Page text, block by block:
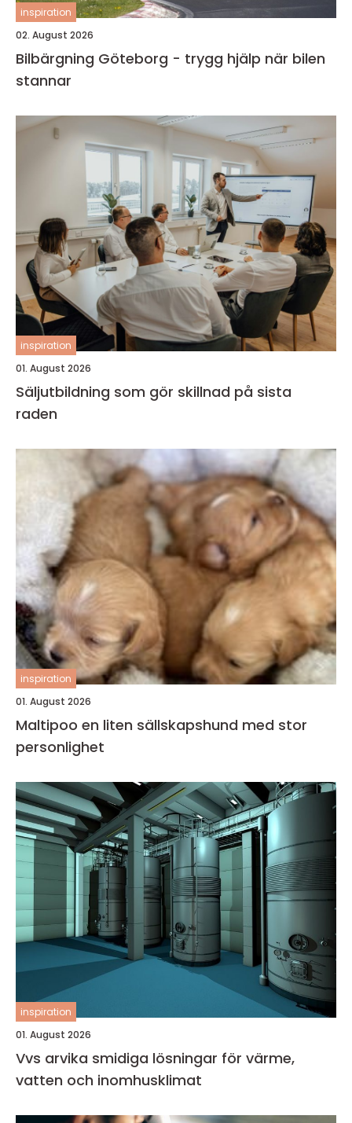
inspiration
02. August 2026
Bilbärgning Göteborg - trygg hjälp när bilen
stannar
inspiration
01. August 2026
Säljutbildning som gör skillnad på sista
raden
inspiration
01. August 2026
Maltipoo en liten sällskapshund med stor
personlighet
inspiration
01. August 2026
Vvs arvika smidiga lösningar för värme,
vatten och inomhusklimat